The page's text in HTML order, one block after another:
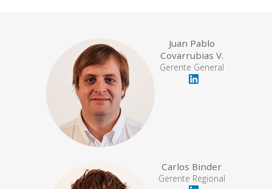
Juan Pablo
Covarrubias V.
Gerente General
Carlos Binder
Gerente Regional